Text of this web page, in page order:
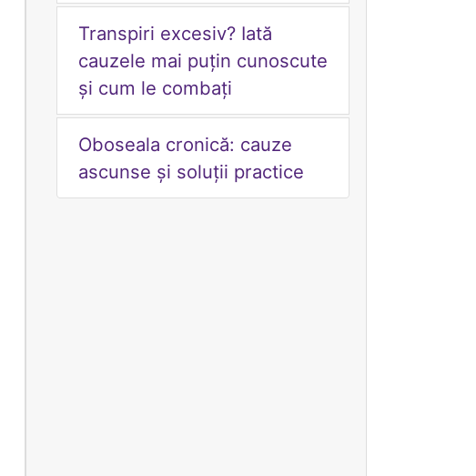
Transpiri excesiv? Iată
cauzele mai puțin cunoscute
și cum le combați
Oboseala cronică: cauze
ascunse și soluții practice